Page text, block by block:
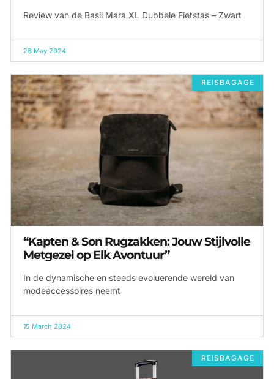
Review van de Basil Mara XL Dubbele Fietstas – Zwart
28 May 2024
REISBAGAGE
“Kapten & Son Rugzakken: Jouw Stijlvolle
Metgezel op Elk Avontuur”
In de dynamische en steeds evoluerende wereld van
modeaccessoires neemt
15 March 2024
REISBAGAGE